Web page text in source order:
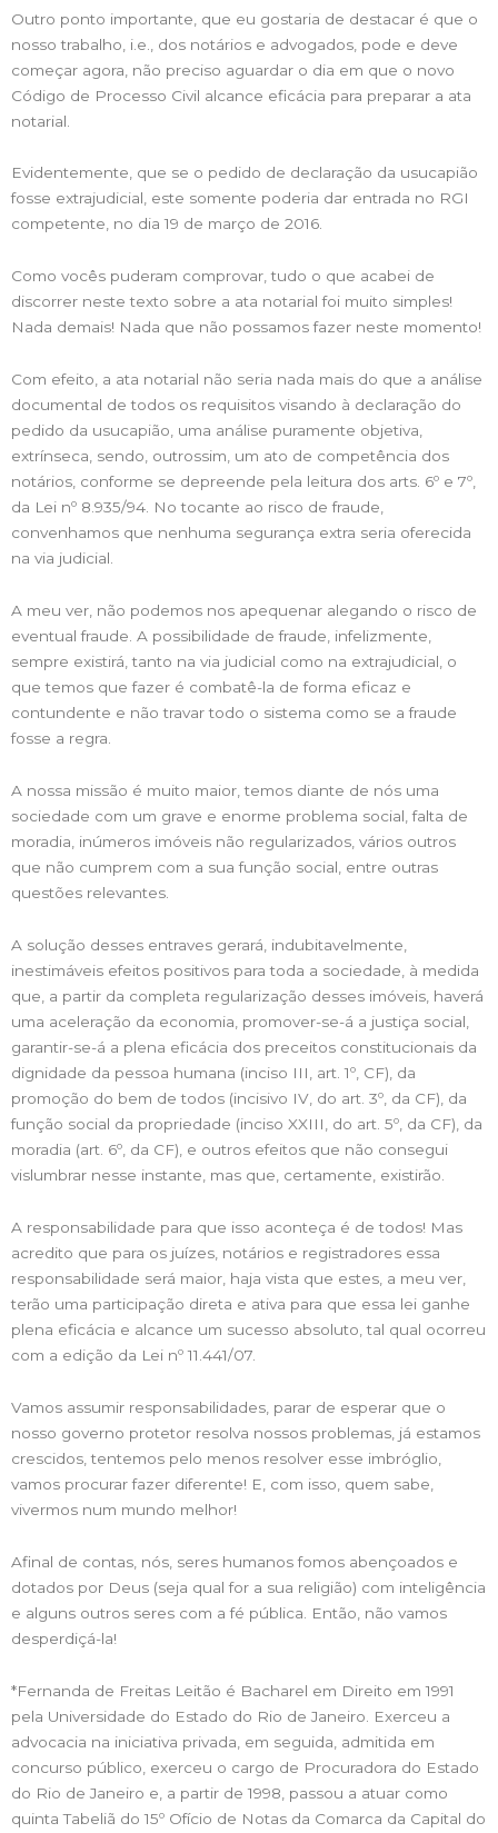
Outro ponto importante, que eu gostaria de destacar é que o
nosso trabalho, i.e., dos notários e advogados, pode e deve
começar agora, não preciso aguardar o dia em que o novo
Código de Processo Civil alcance eficácia para preparar a ata
notarial.
Evidentemente, que se o pedido de declaração da usucapião
fosse extrajudicial, este somente poderia dar entrada no RGI
competente, no dia 19 de março de 2016.
Como vocês puderam comprovar, tudo o que acabei de
discorrer neste texto sobre a ata notarial foi muito simples!
Nada demais! Nada que não possamos fazer neste momento!
Com efeito, a ata notarial não seria nada mais do que a análise
documental de todos os requisitos visando à declaração do
pedido da usucapião, uma análise puramente objetiva,
extrínseca, sendo, outrossim, um ato de competência dos
notários, conforme se depreende pela leitura dos arts. 6º e 7º,
da Lei nº 8.935/94. No tocante ao risco de fraude,
convenhamos que nenhuma segurança extra seria oferecida
na via judicial.
A meu ver, não podemos nos apequenar alegando o risco de
eventual fraude. A possibilidade de fraude, infelizmente,
sempre existirá, tanto na via judicial como na extrajudicial, o
que temos que fazer é combatê-la de forma eficaz e
contundente e não travar todo o sistema como se a fraude
fosse a regra.
A nossa missão é muito maior, temos diante de nós uma
sociedade com um grave e enorme problema social, falta de
moradia, inúmeros imóveis não regularizados, vários outros
que não cumprem com a sua função social, entre outras
questões relevantes.
A solução desses entraves gerará, indubitavelmente,
inestimáveis efeitos positivos para toda a sociedade, à medida
que, a partir da completa regularização desses imóveis, haverá
uma aceleração da economia, promover-se-á a justiça social,
garantir-se-á a plena eficácia dos preceitos constitucionais da
dignidade da pessoa humana (inciso III, art. 1º, CF), da
promoção do bem de todos (incisivo IV, do art. 3º, da CF), da
função social da propriedade (inciso XXIII, do art. 5º, da CF), da
moradia (art. 6º, da CF), e outros efeitos que não consegui
vislumbrar nesse instante, mas que, certamente, existirão.
A responsabilidade para que isso aconteça é de todos! Mas
acredito que para os juízes, notários e registradores essa
responsabilidade será maior, haja vista que estes, a meu ver,
terão uma participação direta e ativa para que essa lei ganhe
plena eficácia e alcance um sucesso absoluto, tal qual ocorreu
com a edição da Lei nº 11.441/07.
Vamos assumir responsabilidades, parar de esperar que o
nosso governo protetor resolva nossos problemas, já estamos
crescidos, tentemos pelo menos resolver esse imbróglio,
vamos procurar fazer diferente! E, com isso, quem sabe,
vivermos num mundo melhor!
Afinal de contas, nós, seres humanos fomos abençoados e
dotados por Deus (seja qual for a sua religião) com inteligência
e alguns outros seres com a fé pública. Então, não vamos
desperdiçá-la!
*Fernanda de Freitas Leitão é Bacharel em Direito em 1991
pela Universidade do Estado do Rio de Janeiro. Exerceu a
advocacia na iniciativa privada, em seguida, admitida em
concurso público, exerceu o cargo de Procuradora do Estado
do Rio de Janeiro e, a partir de 1998, passou a atuar como
quinta Tabeliã do 15º Ofício de Notas da Comarca da Capital do